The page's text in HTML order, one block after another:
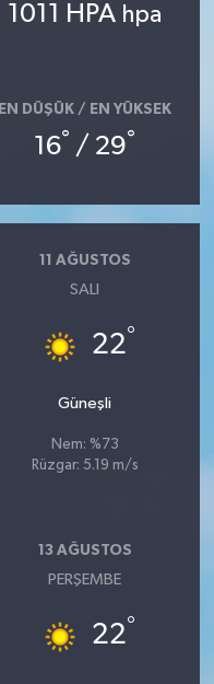
1011 HPA hpa
EN DÜŞÜK / EN YÜKSEK
16° / 29°
11 AĞUSTOS
SALI
22°
Güneşli
Nem: %73
Rüzgar: 5.19 m/s
13 AĞUSTOS
PERŞEMBE
22°